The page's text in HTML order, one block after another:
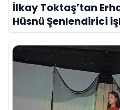
İlkay Toktaş’tan
Hüsnü Şenlendirici
duygusal bir aşk
Gibi”